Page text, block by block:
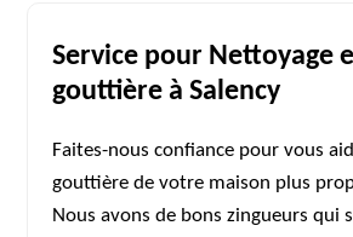
Service pour Nettoyage
gouttière à Salency
Faites-nous confiance pour vous
gouttière de votre maison plus
Nous avons de bons zingueurs qui